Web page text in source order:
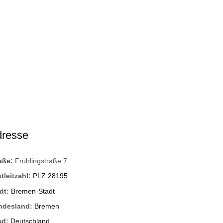
Frühlingstraße 7
PLZ 28195
Bremen-Stadt
Bremen
Deutschland